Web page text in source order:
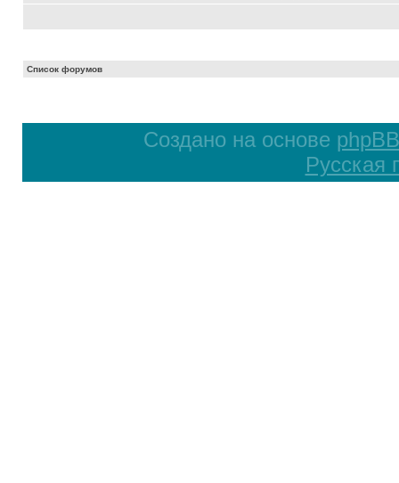
Список форумов
Создано на основе phpBB
Русская